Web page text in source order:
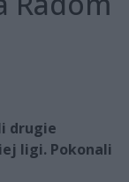
drugie
ligi. Pokonali